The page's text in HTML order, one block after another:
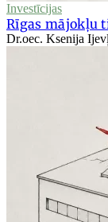
Investīcijas
Rīgas mājokļu
Dr.oec. Ksenija